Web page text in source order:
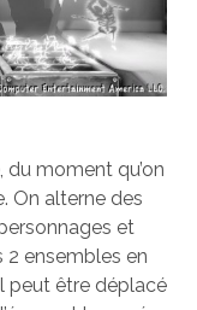
du moment qu’on
On alterne des
et
ensembles en
peut être déplacé